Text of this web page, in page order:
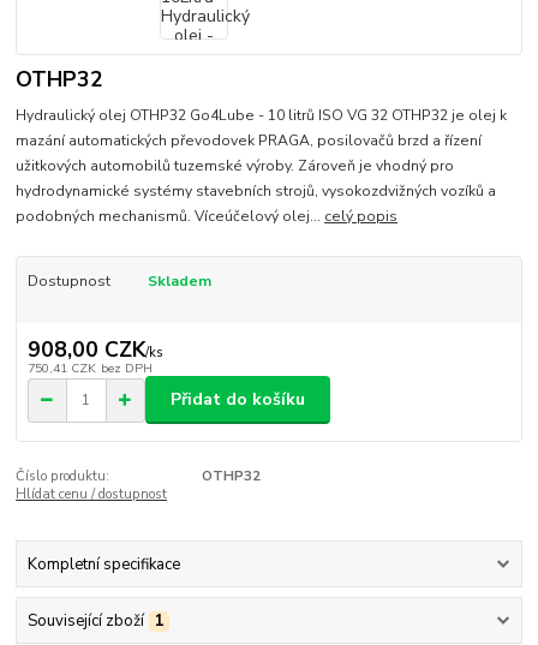
OTHP32
Hydraulický olej OTHP32 Go4Lube - 10 litrů ISO VG 32 OTHP32 je olej k
mazání automatických převodovek PRAGA, posilovačů brzd a řízení
užitkových automobilů tuzemské výroby. Zároveň je vhodný pro
hydrodynamické systémy stavebních strojů, vysokozdvižných vozíků a
podobných mechanismů. Víceúčelový olej... celý popis
Dostupnost Skladem
908,00 CZK/ks
750,41 CZK bez DPH
Přidat do košíku
Číslo produktu:
OTHP32
Hlídat cenu / dostupnost
Kompletní specifikace
Související zboží 1